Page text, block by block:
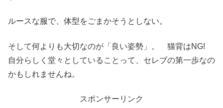
ルースな服で、体型をごまかそうとしない。
そして何よりも大切なのが「良い姿勢」。 猫背はNG!
自分らしく堂々としていることって、セレブの第一歩なの
かもしれませんね。
スポンサーリンク